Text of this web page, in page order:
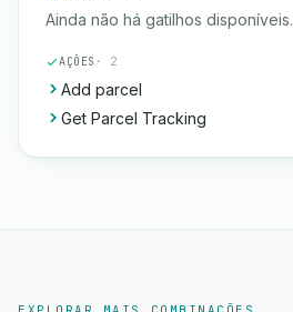
Ainda não há gatilhos disponíveis.
AÇÕES · 2
Add parcel
Get Parcel Tracking